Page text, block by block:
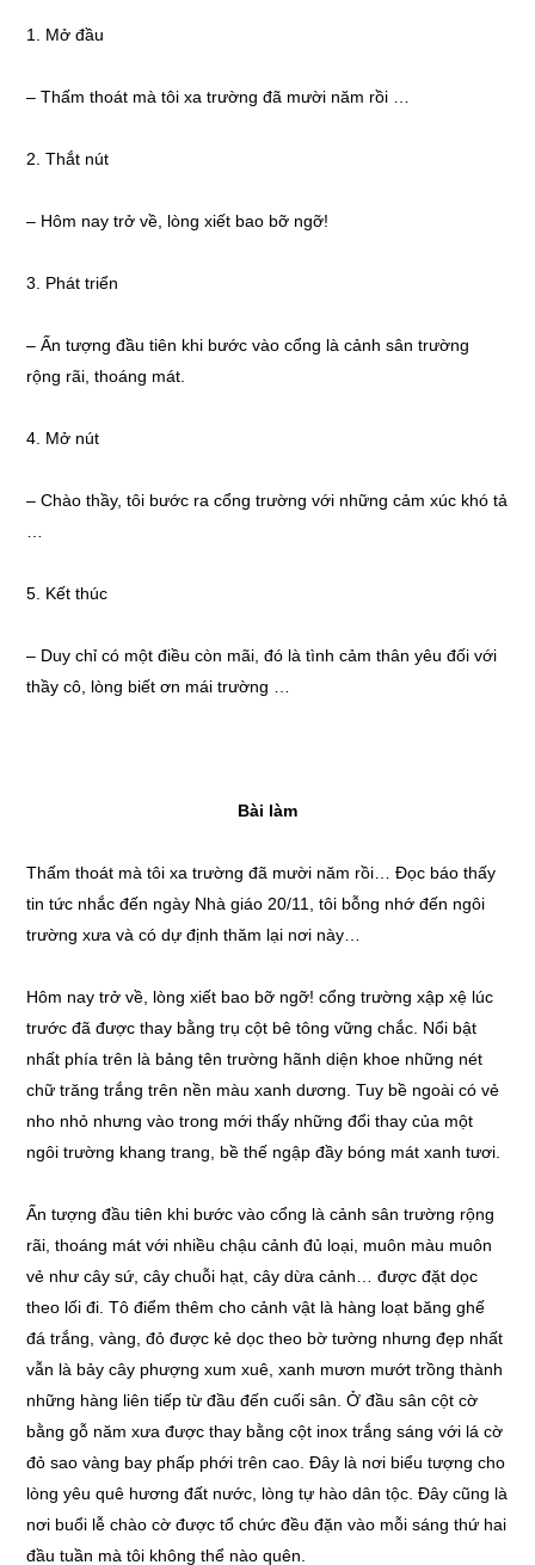
1. Mở đầu
– Thấm thoát mà tôi xa trường đã mười năm rồi …
2. Thắt nút
– Hôm nay trở về, lòng xiết bao bỡ ngỡ!
3. Phát triển
– Ấn tượng đầu tiên khi bước vào cổng là cảnh sân trường
rộng rãi, thoáng mát.
4. Mở nút
– Chào thầy, tôi bước ra cổng trường với những cảm xúc khó tả
5. Kết thúc
– Duy chỉ có một điều còn mãi, đó là tình cảm thân yêu đối với
thầy cô, lòng biết ơn mái trường …
Bài làm
Thấm thoát mà tôi xa trường đã mười năm rồi… Đọc báo thấy
tin tức nhắc đến ngày Nhà giáo 20/11, tôi bỗng nhớ đến ngôi
trường xưa và có dự định thăm lại nơi này…
Hôm nay trở về, lòng xiết bao bỡ ngỡ! cổng trường xập xệ lúc
trước đã được thay bằng trụ cột bê tông vững chắc. Nổi bật
nhất phía trên là bảng tên trường hãnh diện khoe những nét
chữ trăng trắng trên nền màu xanh dương. Tuy bề ngoài có vẻ
nho nhỏ nhưng vào trong mới thấy những đổi thay của một
ngôi trường khang trang, bề thế ngập đầy bóng mát xanh tươi.
Ấn tượng đầu tiên khi bước vào cổng là cảnh sân trường rộng
rãi, thoáng mát với nhiều chậu cảnh đủ loại, muôn màu muôn
vẻ như cây sứ, cây chuỗi hạt, cây dừa cảnh… được đặt dọc
theo lối đi. Tô điểm thêm cho cảnh vật là hàng loạt băng ghế
đá trắng, vàng, đỏ được kẻ dọc theo bờ tường nhưng đẹp nhất
vẫn là bảy cây phượng xum xuê, xanh mươn mướt trồng thành
những hàng liên tiếp từ đầu đến cuối sân. Ở đầu sân cột cờ
bằng gỗ năm xưa được thay bằng cột inox trắng sáng với lá cờ
đỏ sao vàng bay phấp phới trên cao. Đây là nơi biểu tượng cho
lòng yêu quê hương đất nước, lòng tự hào dân tộc. Đây cũng là
nơi buổi lễ chào cờ được tổ chức đều đặn vào mỗi sáng thứ hai
đầu tuần mà tôi không thể nào quên.